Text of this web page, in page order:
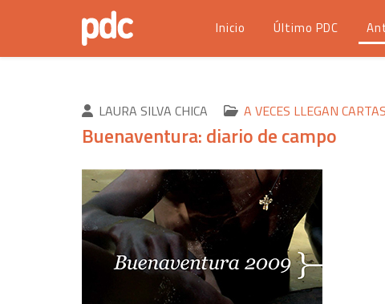
Inicio Último PDC
LAURA SILVA CHICA A VECES LLEGAN CARTAS
Buenaventura: diario de campo